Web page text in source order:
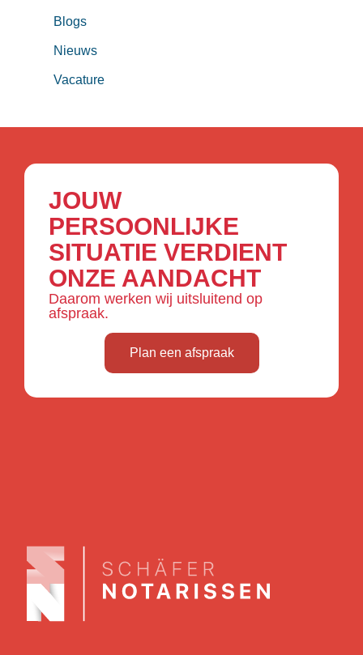
Blogs
Nieuws
Vacature
JOUW
PERSOONLIJKE
SITUATIE VERDIENT
ONZE AANDACHT
Daarom werken wij uitsluitend op
afspraak.
Plan een afspraak